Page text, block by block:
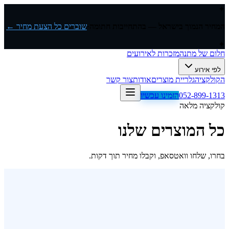
שוברים כל הצעת מחיר ←
חלום של מתנהמזכרות לאירועים
לפי אירוע
הקולקציהגלריית מוצריםאודותצור קשר
052-899-1313הזמינו עכשיו
קולקציה מלאה
כל המוצרים שלנו
בחרו, שלחו וואטסאפ, וקבלו מחיר תוך דקות.